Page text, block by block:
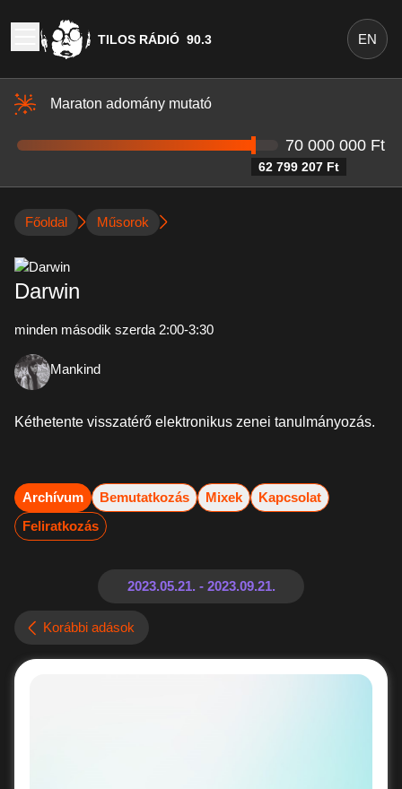
TILOS RÁDIÓ 90.3 EN
Maraton adomány mutató
62 799 207 Ft
70 000 000 Ft
Főoldal Műsorok
Darwin
minden második szerda 2:00-3:30
Mankind
Kéthetente visszatérő elektronikus zenei tanulmányozás.
Archívum Bemutatkozás Mixek
Kapcsolat
Feliratkozás
Korábbi adások